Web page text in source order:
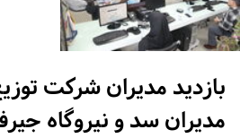
بازدید مدیران شرکت
مدیران سد و نیروگاه